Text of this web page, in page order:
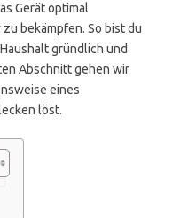
Gerät optimal
bekämpfen. So bist du
gründlich und
Abschnitt gehen wir
eines
löst.